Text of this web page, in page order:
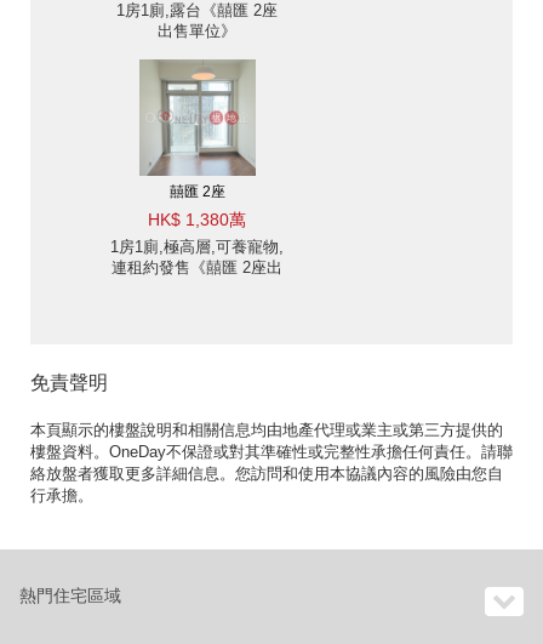
1房1廁,露台《囍匯 2座
出售單位》
囍匯 2座
HK$ 1,380萬
1房1廁,極高層,可養寵物,
連租約發售《囍匯 2座出
免責聲明
本頁顯示的樓盤說明和相關信息均由地產代理或業主或第三方提供的
樓盤資料。OneDay不保證或對其準確性或完整性承擔任何責任。請聯
絡放盤者獲取更多詳細信息。您訪問和使用本協議內容的風險由您自
行承擔。
熱門住宅區域